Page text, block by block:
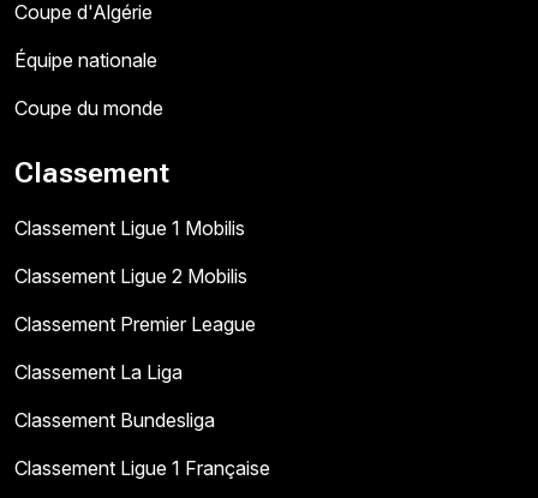
Coupe d'Algérie
Équipe nationale
Coupe du monde
Classement
Classement Ligue 1 Mobilis
Classement Ligue 2 Mobilis
Classement Premier League
Classement La Liga
Classement Bundesliga
Classement Ligue 1 Française